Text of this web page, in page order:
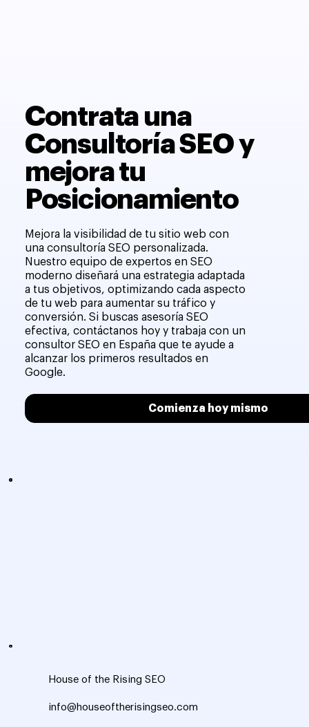
Contrata una
Consultoría SEO y
mejora tu
Posicionamiento
Mejora la visibilidad de tu sitio web con
una consultoría SEO personalizada.
Nuestro equipo de expertos en SEO
moderno diseñará una estrategia adaptada
a tus objetivos, optimizando cada aspecto
de tu web para aumentar su tráfico y
conversión. Si buscas asesoría SEO
efectiva, contáctanos hoy y trabaja con un
consultor SEO en España que te ayude a
alcanzar los primeros resultados en
Google.
Comienza hoy mismo
House of the Rising SEO
info@houseoftherisingseo.com